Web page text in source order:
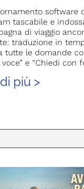
software
tascabile e
di viaggio
traduzione in
tutte le domande
e “Chiedi con
più >